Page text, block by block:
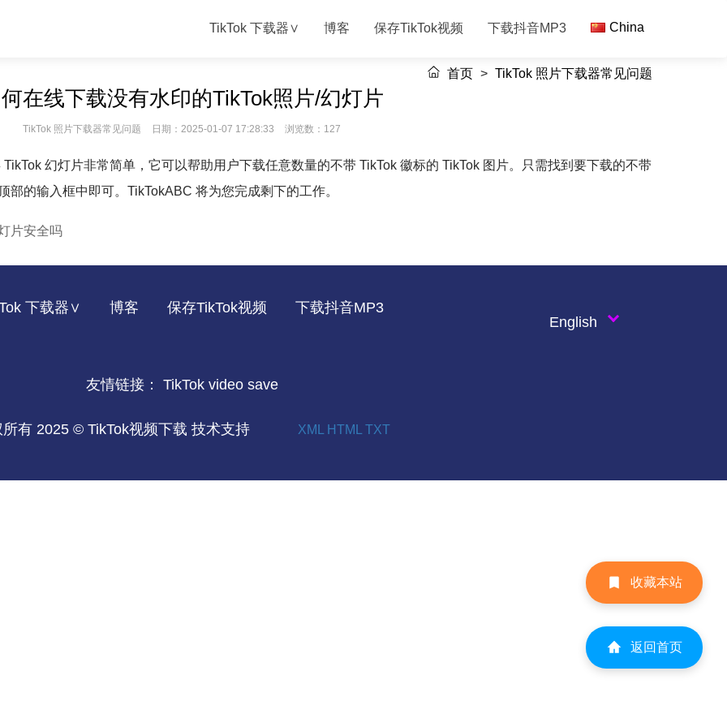
TikTok 下载器∨ 博客 保存TikTok视频 下载抖音MP3 China
首页 > TikTok 照片下载器常见问题
在线下载没有水印的TikTok照片/幻灯片
TikTok 照片下载器常见问题 日期：2025-01-07 17:28:33 浏览数：127
幻灯片非常简单，它可以帮助用户下载任意数量的不带 TikTok 徽标的 TikTok 图片。只需找到要下载的不带
的输入框中即可。TikTokABC 将为您完成剩下的工作。
片安全吗
下载器∨ 博客 保存TikTok视频
下载抖音MP3
English
友情链接： TikTok video save
有 2025 © TikTok视频下载 技术支持 XML HTML TXT
收藏本站
返回首页